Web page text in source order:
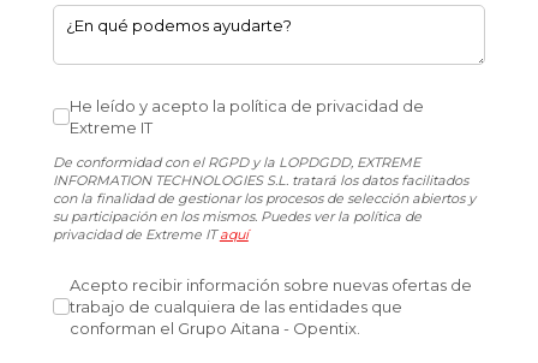
¿En qué podemos ayudarte?
He leído y acepto la política de privacidad de Extreme IT
He leído y acepto la política de privacidad de
Extreme IT
De conformidad con el RGPD y la LOPDGDD, EXTREME
INFORMATION TECHNOLOGIES S.L. tratará los datos facilitados
con la finalidad de gestionar los procesos de selección abiertos y
su participación en los mismos. Puedes ver la política de
privacidad de Extreme ITaquí
Acepto recibir información sobre nuevas ofertas de
Acepto recibir información sobre nuevas ofertas de
trabajo de cualquiera de las entidades que
conforman el Grupo Aitana - Opentix.